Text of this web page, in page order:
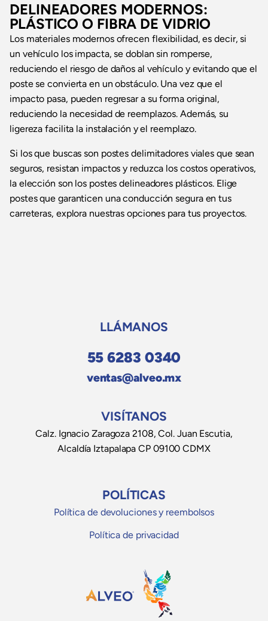
DELINEADORES MODERNOS:
PLÁSTICO O FIBRA DE VIDRIO
Los materiales modernos ofrecen flexibilidad, es decir, si
un vehículo los impacta, se doblan sin romperse,
reduciendo el riesgo de daños al vehículo y evitando que el
poste se convierta en un obstáculo. Una vez que el
impacto pasa, pueden regresar a su forma original,
reduciendo la necesidad de reemplazos. Además, su
ligereza facilita la instalación y el reemplazo.
Si los que buscas son postes delimitadores viales que sean
seguros, resistan impactos y reduzca los costos operativos,
la elección son los postes delineadores plásticos. Elige
postes que garanticen una conducción segura en tus
carreteras, explora nuestras opciones para tus proyectos.
LLÁMANOS
55 6283 0340
ventas@alveo.mx
VISÍTANOS
Calz. Ignacio Zaragoza 2108, Col. Juan Escutia,
Alcaldía Iztapalapa CP 09100 CDMX
POLÍTICAS
Política de devoluciones y reembolsos
Política de privacidad